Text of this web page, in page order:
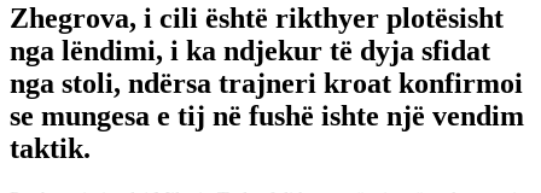
Zhegrova, i cili është rikthyer plotësisht
nga lëndimi, i ka ndjekur të dyja sfidat
nga stoli, ndërsa trajneri kroat konfirmoi
se mungesa e tij në fushë ishte një vendim
taktik.